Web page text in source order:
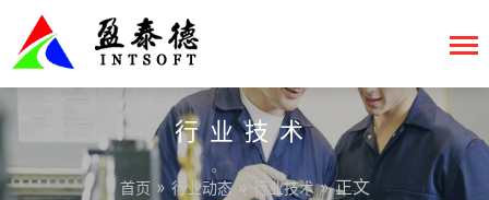
行业技术
首页 »行业动态» 行业技术» 正文